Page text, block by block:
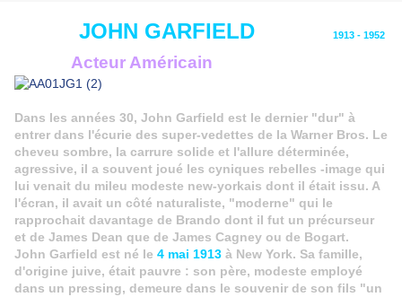
JOHN GARFIELD 1913 - 1952
Acteur Américain
Dans les années 30, John Garfield est le dernier "dur" à
entrer dans l'écurie des super-vedettes de la Warner Bros. Le
cheveu sombre, la carrure solide et l'allure déterminée,
agressive, il a souvent joué les cyniques rebelles -image qui
lui venait du mileu modeste new-yorkais dont il était issu. A
l'écran, il avait un côté naturaliste, "moderne" qui le
rapprochait davantage de Brando dont il fut un précurseur
et de James Dean que de James Cagney ou de Bogart.
John Garfield est né le 4 mai 1913 à New York. Sa famille,
d'origine juive, était pauvre : son père, modeste employé
dans un pressing, demeure dans le souvenir de son fils "un